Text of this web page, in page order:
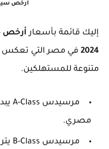
أرخص
إليك قائمة بأسعار
2024 في مصر التي تعكس
متنوعة للمستهلكين.
مصري.